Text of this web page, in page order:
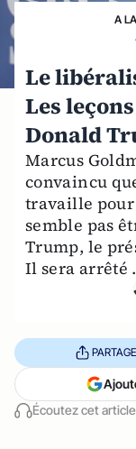
A
Le
Les
Donald
Marcus
convaincu
travaille pour
semble pas
Trump, le
Il sera arrêté
Écoutez cet article